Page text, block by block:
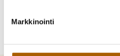
Markkinointi